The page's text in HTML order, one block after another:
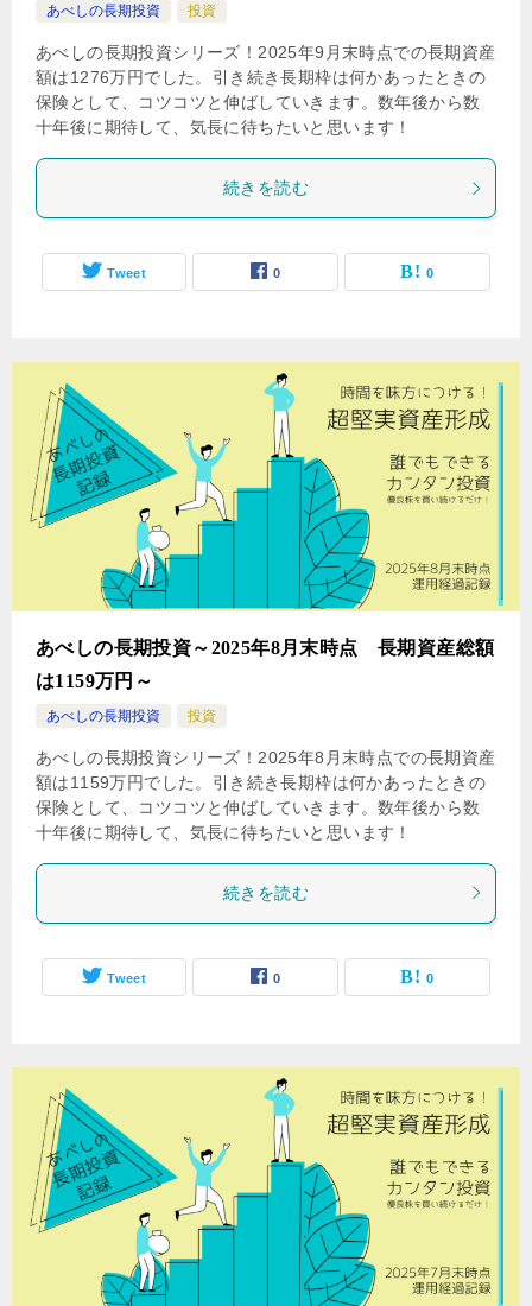
あべしの長期投資 投資
あべしの長期投資シリーズ！2025年9月末時点での長期資産
額は1276万円でした。引き続き長期枠は何かあったときの
保険として、コツコツと伸ばしていきます。数年後から数
十年後に期待して、気長に待ちたいと思います！
続きを読む
Tweet 0 0
あべしの長期投資～2025年8月末時点 長期資産総額
は1159万円～
あべしの長期投資 投資
あべしの長期投資シリーズ！2025年8月末時点での長期資産
額は1159万円でした。引き続き長期枠は何かあったときの
保険として、コツコツと伸ばしていきます。数年後から数
十年後に期待して、気長に待ちたいと思います！
続きを読む
Tweet 0 0